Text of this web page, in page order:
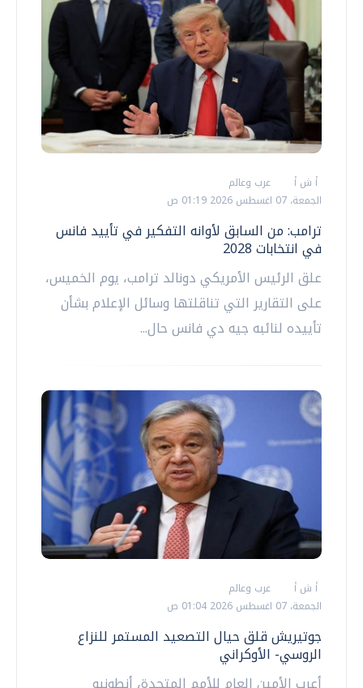
أ ش أ
عرب وعالم
الجمعة، 07 اغسطس 2026 01:19 ص
ترامب: من السابق لأوانه التفكير في تأييد فانس
في انتخابات 2028
علق الرئيس الأمريكي دونالد ترامب، يوم الخميس،
على التقارير التي تناقلتها وسائل الإعلام بشأن
تأييده لنائبه جيه دي فانس حال...
أ ش أ
عرب وعالم
الجمعة، 07 اغسطس 2026 01:04 ص
جوتيريش قلق حيال التصعيد المستمر للنزاع
الروسي- الأوكراني